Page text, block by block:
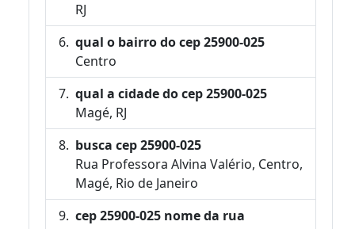
RJ
qual o bairro do cep 25900-025
Centro
qual a cidade do cep 25900-025
Magé, RJ
busca cep 25900-025
Rua Professora Alvina Valério, Centro,
Magé, Rio de Janeiro
cep 25900-025 nome da rua